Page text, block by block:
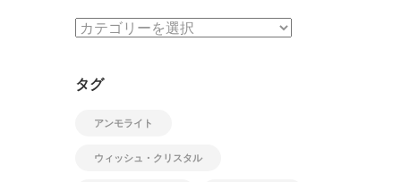
カ
リ
タグ
アンモライト
ウィッシュ・クリスタル